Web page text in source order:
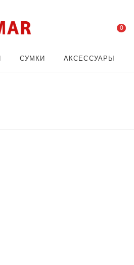
0
СУМКИ АКСЕССУАРЫ